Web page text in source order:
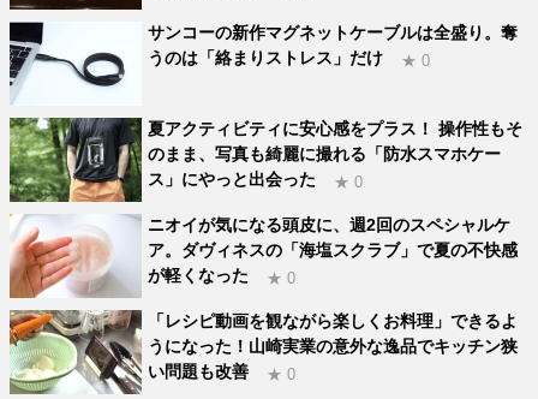
サンコーの新作マグネットケーブルは全盛り。奪
うのは「絡まりストレス」だけ
★ 0
夏アクティビティに安心感をプラス！ 操作性もそ
のまま、写真も綺麗に撮れる「防水スマホケー
ス」にやっと出会った
★ 0
ニオイが気になる頭皮に、週2回のスペシャルケ
ア。ダヴィネスの「海塩スクラブ」で夏の不快感
が軽くなった
★ 0
「レシピ動画を観ながら楽しくお料理」できるよ
うになった！山崎実業の意外な逸品でキッチン狭
い問題も改善
★ 0